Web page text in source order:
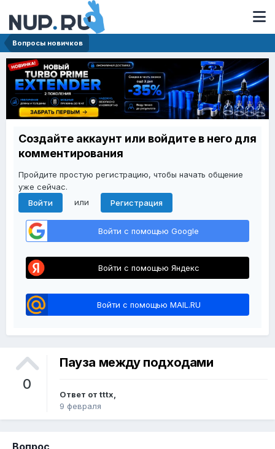
Вопросы новичков
Создайте аккаунт или войдите в него для
комментирования
Пройдите простую регистрацию, чтобы начать общение
уже сейчас.
Войти
или Регистрация
Войти с помощью Google
Войти с помощью Яндекс
Войти с помощью MAIL.RU
0
Пауза между подходами
Ответ от tttx,
9 февраля